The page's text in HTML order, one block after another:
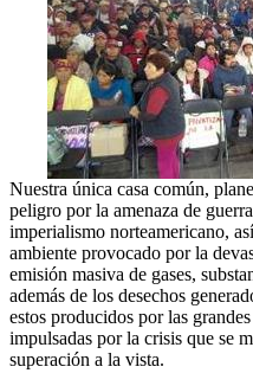
Nuestra única casa común,
peligro por la amenaza de
imperialismo norteamericano,
ambiente provocado por la
emisión masiva de gases,
además de los desechos
estos producidos por las
impulsadas por la crisis que se
superación a la vista.